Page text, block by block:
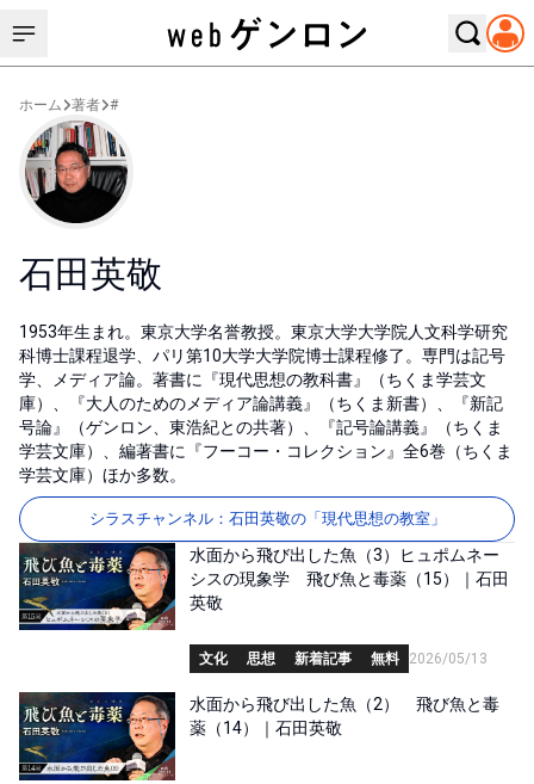
ホーム 著者 #
石田英敬
1953年生まれ。東京大学名誉教授。東京大学大学院人文科学研究
科博士課程退学、パリ第10大学大学院博士課程修了。専門は記号
学、メディア論。著書に『現代思想の教科書』（ちくま学芸文
庫）、『大人のためのメディア論講義』（ちくま新書）、『新記
号論』（ゲンロン、東浩紀との共著）、『記号論講義』（ちくま
学芸文庫）、編著書に『フーコー・コレクション』全6巻（ちくま
学芸文庫）ほか多数。
シラスチャンネル：石田英敬の「現代思想の教室」
水面から飛び出した魚（3）ヒュポムネー
シスの現象学 飛び魚と毒薬（15）｜石田
英敬
文化 思想 新着記事 無料 2026/05/13
水面から飛び出した魚（2） 飛び魚と毒
薬（14）｜石田英敬